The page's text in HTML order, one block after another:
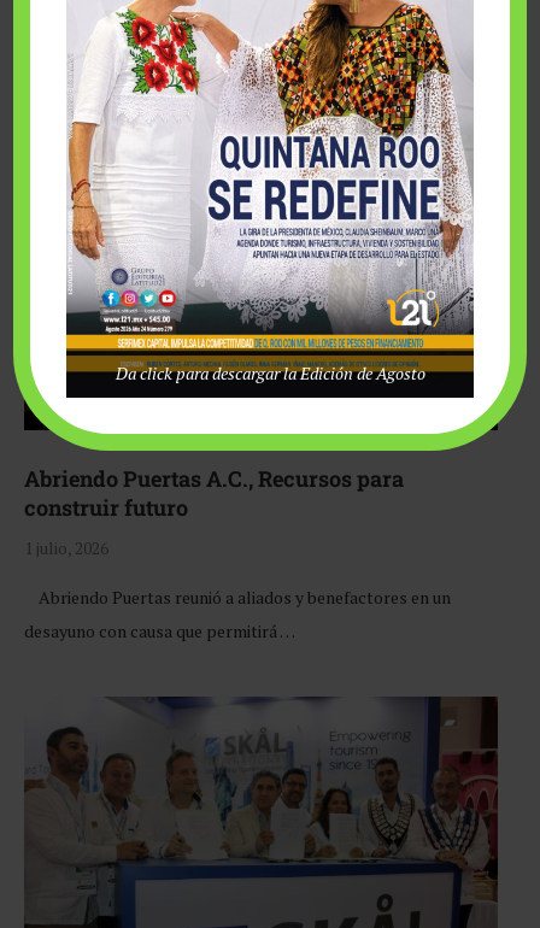
Fairmont Mayakoba y Make-A-Wish México unieron
esfuerzos para hacer realidad el deseo de una …
Abriendo Puertas A.C., Recursos para
construir futuro
1 julio, 2026
Abriendo Puertas reunió a aliados y benefactores en un
desayuno con causa que permitirá …
Da click para descargar la Edición de Agosto